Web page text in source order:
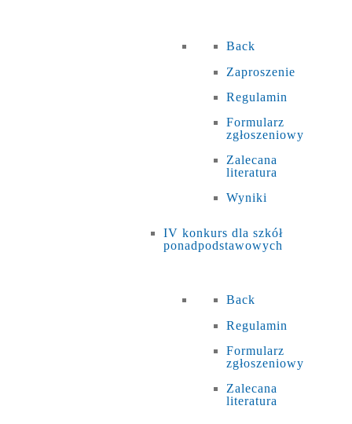
Back
Zaproszenie
Regulamin
Formularz
zgłoszeniowy
Zalecana
literatura
Wyniki
IV konkurs dla szkół
ponadpodstawowych
Back
Regulamin
Formularz
zgłoszeniowy
Zalecana
literatura